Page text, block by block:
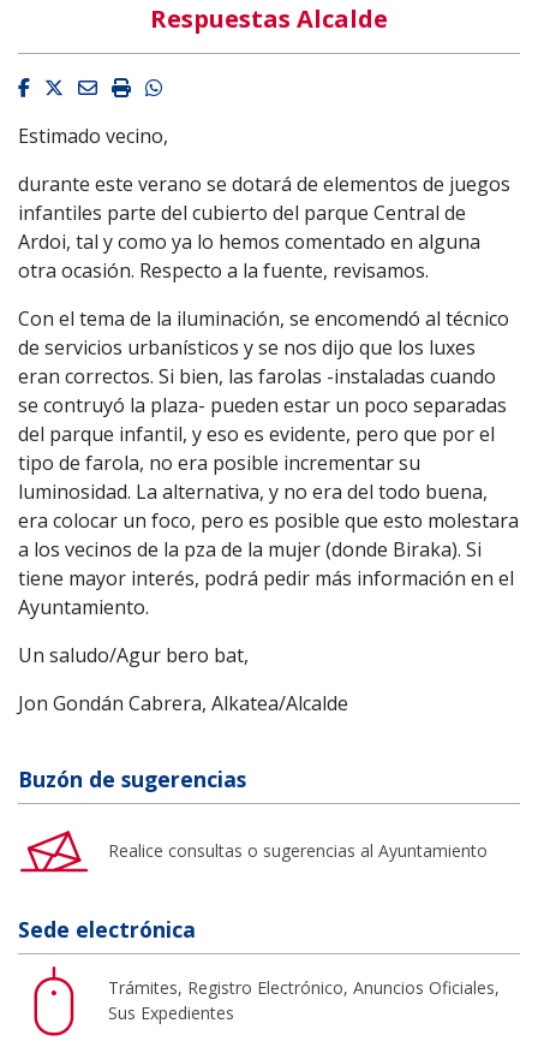
Respuestas Alcalde
Facebook
Twitter
EmailImprimirWhatsapp
Estimado vecino,
durante este verano se dotará de elementos de juegos
infantiles parte del cubierto del parque Central de
Ardoi, tal y como ya lo hemos comentado en alguna
otra ocasión. Respecto a la fuente, revisamos.
Con el tema de la iluminación, se encomendó al técnico
de servicios urbanísticos y se nos dijo que los luxes
eran correctos. Si bien, las farolas -instaladas cuando
se contruyó la plaza- pueden estar un poco separadas
del parque infantil, y eso es evidente, pero que por el
tipo de farola, no era posible incrementar su
luminosidad. La alternativa, y no era del todo buena,
era colocar un foco, pero es posible que esto molestara
a los vecinos de la pza de la mujer (donde Biraka). Si
tiene mayor interés, podrá pedir más información en el
Ayuntamiento.
Un saludo/Agur bero bat,
Jon Gondán Cabrera, Alkatea/Alcalde
Buzón de sugerencias
Realice consultas o sugerencias al Ayuntamiento
Sede electrónica
Trámites, Registro Electrónico, Anuncios Oficiales,
Sus Expedientes